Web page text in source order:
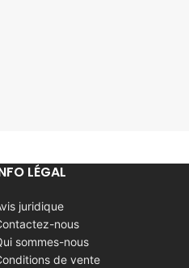
LÉGAL
juridique
nous
sommes-nous
de vente